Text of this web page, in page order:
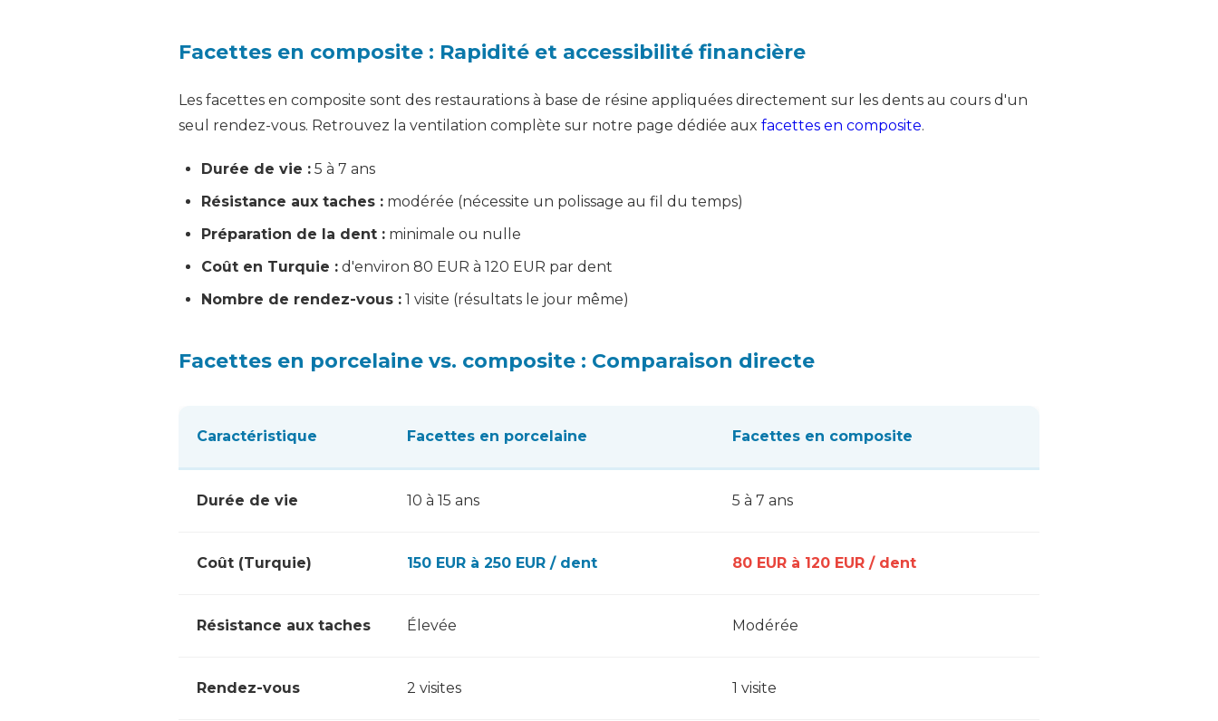
Facettes en composite : Rapidité et accessibilité financière
Les facettes en composite sont des restaurations à base de résine appliquées directement sur les dents au cours d'un
seul rendez-vous. Retrouvez la ventilation complète sur notre page dédiée aux facettes en composite.
Durée de vie : 5 à 7 ans
Résistance aux taches : modérée (nécessite un polissage au fil du temps)
Préparation de la dent : minimale ou nulle
Coût en Turquie : d'environ 80 EUR à 120 EUR par dent
Nombre de rendez-vous : 1 visite (résultats le jour même)
Facettes en porcelaine vs. composite : Comparaison directe
Caractéristique Facettes en porcelaine Facettes en composite
Durée de vie 10 à 15 ans 5 à 7 ans
Coût (Turquie) 150 EUR à 250 EUR / dent 80 EUR à 120 EUR / dent
Résistance aux taches Élevée Modérée
Rendez-vous 2 visites 1 visite